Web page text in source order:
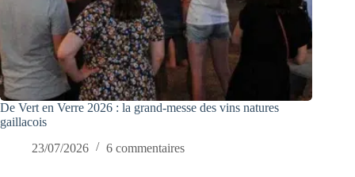
De Vert en Verre 2026 : la grand-messe des vins natures
gaillacois
23/07/2026
6 commentaires